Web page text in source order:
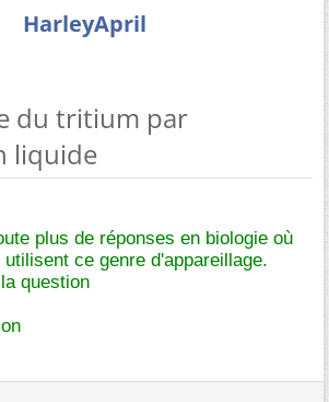
HarleyApril
du tritium par
liquide
plus de réponses en biologie où
ce genre d'appareillage.
question